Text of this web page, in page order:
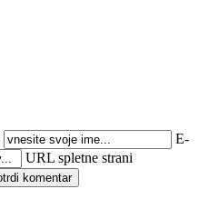
E-
URL spletne strani